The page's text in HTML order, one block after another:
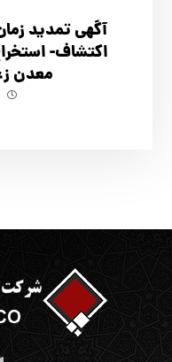
آگهي تمدید
اکتشاف-
معدن